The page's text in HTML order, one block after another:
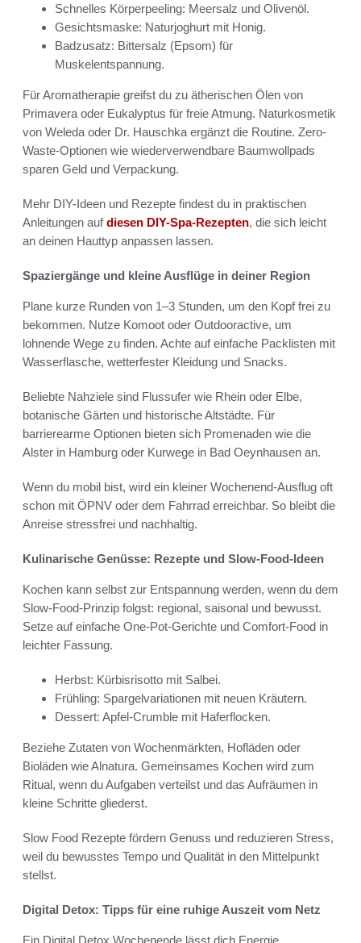
Schnelles Körperpeeling: Meersalz und Olivenöl.
Gesichtsmaske: Naturjoghurt mit Honig.
Badzusatz: Bittersalz (Epsom) für
Muskelentspannung.
Für Aromatherapie greifst du zu ätherischen Ölen von
Primavera oder Eukalyptus für freie Atmung. Naturkosmetik
von Weleda oder Dr. Hauschka ergänzt die Routine. Zero-
Waste-Optionen wie wiederverwendbare Baumwollpads
sparen Geld und Verpackung.
Mehr DIY-Ideen und Rezepte findest du in praktischen
Anleitungen aufdiesen DIY-Spa-Rezepten, die sich leicht
an deinen Hauttyp anpassen lassen.
Spaziergänge und kleine Ausflüge in deiner Region
Plane kurze Runden von 1–3 Stunden, um den Kopf frei zu
bekommen. Nutze Komoot oder Outdooractive, um
lohnende Wege zu finden. Achte auf einfache Packlisten mit
Wasserflasche, wetterfester Kleidung und Snacks.
Beliebte Nahziele sind Flussufer wie Rhein oder Elbe,
botanische Gärten und historische Altstädte. Für
barrierearme Optionen bieten sich Promenaden wie die
Alster in Hamburg oder Kurwege in Bad Oeynhausen an.
Wenn du mobil bist, wird ein kleiner Wochenend-Ausflug oft
schon mit ÖPNV oder dem Fahrrad erreichbar. So bleibt die
Anreise stressfrei und nachhaltig.
Kulinarische Genüsse: Rezepte und Slow-Food-Ideen
Kochen kann selbst zur Entspannung werden, wenn du dem
Slow-Food-Prinzip folgst: regional, saisonal und bewusst.
Setze auf einfache One-Pot-Gerichte und Comfort-Food in
leichter Fassung.
Herbst: Kürbisrisotto mit Salbei.
Frühling: Spargelvariationen mit neuen Kräutern.
Dessert: Apfel-Crumble mit Haferflocken.
Beziehe Zutaten von Wochenmärkten, Hofläden oder
Bioläden wie Alnatura. Gemeinsames Kochen wird zum
Ritual, wenn du Aufgaben verteilst und das Aufräumen in
kleine Schritte gliederst.
Slow Food Rezepte fördern Genuss und reduzieren Stress,
weil du bewusstes Tempo und Qualität in den Mittelpunkt
stellst.
Digital Detox: Tipps für eine ruhige Auszeit vom Netz
Ein Digital Detox Wochenende lässt dich Energie